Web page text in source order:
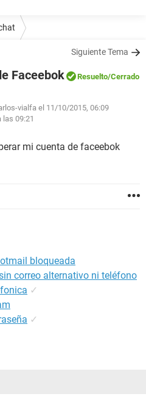
Siguiente Tema
Faceebok Resuelto/Cerrado
vialfa el 11/10/2015, 06:09
las 09:21
mi cuenta de faceebok
bloqueada
correo alternativo ni teléfono
✓
✓